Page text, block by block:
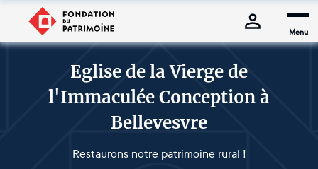
Menu
Eglise de la Vierge de
l'Immaculée Conception à
Bellevesvre
Restaurons notre patrimoine rural !